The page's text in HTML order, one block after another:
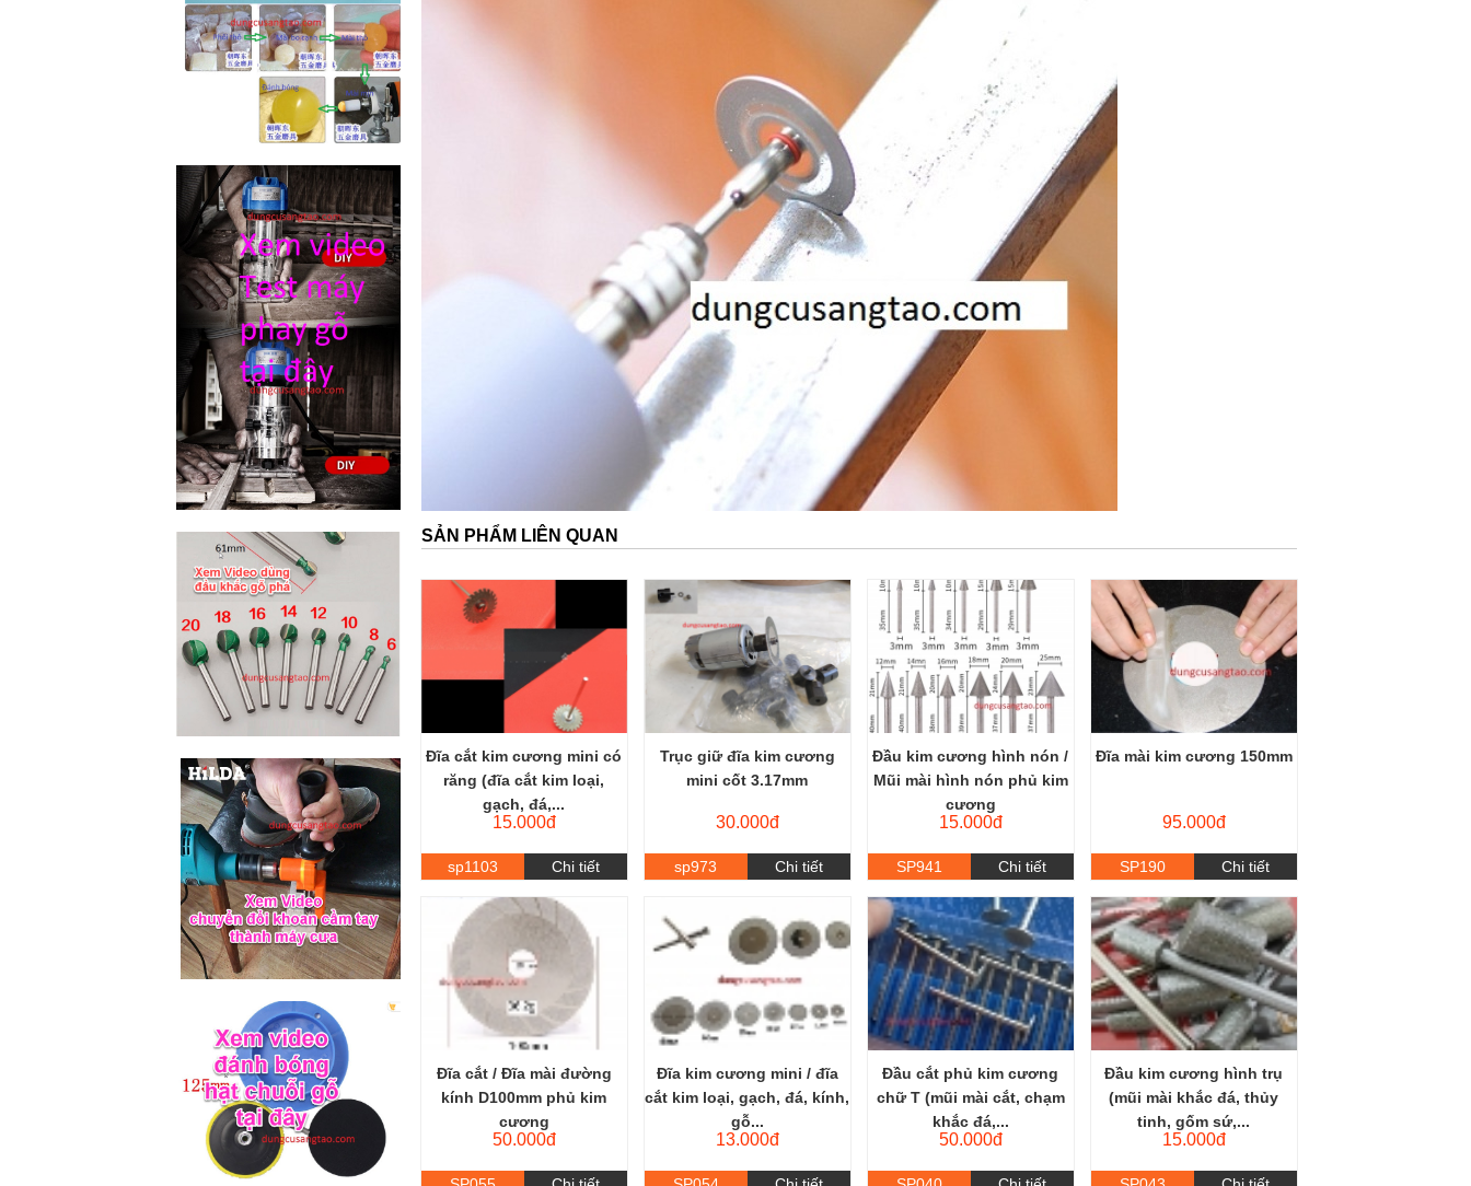
SẢN PHẨM LIÊN QUAN
Đĩa cắt kim cương mini có
răng (đĩa cắt kim loại,
gạch, đá,...
15.000đ
sp1103 Chi tiết
Trục giữ đĩa kim cương
mini cốt 3.17mm
30.000đ
sp973 Chi tiết
Đầu kim cương hình nón /
Mũi mài hình nón phủ kim
cương
15.000đ
SP941 Chi tiết
Đĩa mài kim cương 150mm
95.000đ
SP190 Chi tiết
Đĩa cắt / Đĩa mài đường
kính D100mm phủ kim
cương
50.000đ
Đĩa kim cương mini / đĩa
cắt kim loại, gạch, đá, kính,
gỗ...
13.000đ
Đầu cắt phủ kim cương
chữ T (mũi mài cắt, chạm
khắc đá,...
50.000đ
Đầu kim cương hình trụ
(mũi mài khắc đá, thủy
tinh, gốm sứ,...
15.000đ